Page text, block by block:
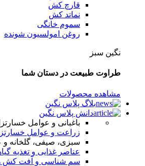
قارچ کش
نماتد کش
سموم خانگی
روغن امولسیون شونده
نگین سبز
طراوت طبیعت در دستان شما
مشاهده محصولات
بلاگ پلاس نگین
دانش پلاس نگین
باغبانی و عوامل خسارتزا
زراعت و عوامل خسارتزا
سبزی، صیفی، گلخانه و
عناصر غذایی و تغذیه
سم شناسی و آفت کش